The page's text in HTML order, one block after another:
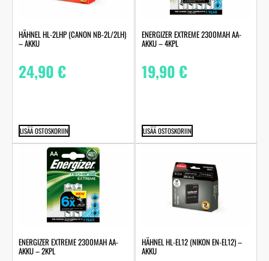
HÄHNEL HL-2LHP (CANON NB-2L/2LH)
– AKKU
24,90€
LISÄÄ OSTOSKORIIN
ENERGIZER EXTREME 2300MAH AA-
AKKU – 4KPL
19,90€
LISÄÄ OSTOSKORIIN
ENERGIZER EXTREME 2300MAH AA-
AKKU – 2KPL
HÄHNEL HL-EL12 (NIKON EN-EL12) –
AKKU